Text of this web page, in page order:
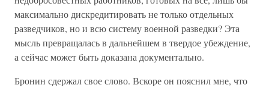
максимально дискредитировать не только отдельных
разведчиков, но и всю систему военной разведки? Эта
мысль превращалась в дальнейшем в твердое убеждение,
а сейчас может быть доказана документально.
Бронин сдержал свое слово. Вскоре он пояснил мне, что